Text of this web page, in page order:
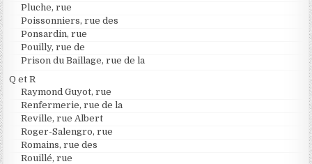
Pluche, rue
Poissonniers, rue des
Ponsardin, rue
Pouilly, rue de
Prison du Baillage, rue de la
Q et R
Raymond Guyot, rue
Renfermerie, rue de la
Reville, rue Albert
Roger-Salengro, rue
Romains, rue des
Rouillé, rue